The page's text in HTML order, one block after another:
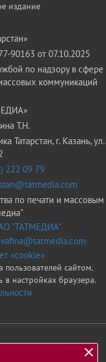
издание
90163 от 07.10.2025
по надзору в сфере
коммуникаций
Т.Н.
Татарстан, г. Казань, ул.
222 09 79
по печати и массовым
АО "ТАТМЕДИА"
vafina@tatmedia.com
«cookie»
пользователей сайтом.
настройках браузера.
«Татарстан»